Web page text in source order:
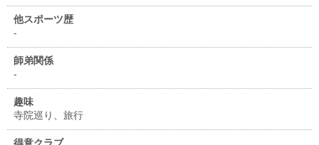
他スポーツ歴
-
師弟関係
-
趣味
寺院巡り、旅行
得意クラブ